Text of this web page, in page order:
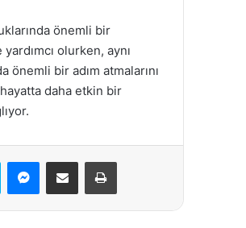
önemli bir
olurken, aynı
bir adım atmalarını
daha etkin bir
Skype Messenger
E-Posta ile paylaş Yazdır